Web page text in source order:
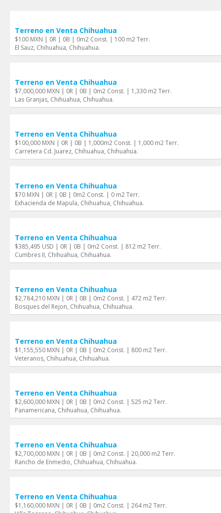
Terreno en Venta Chihuahua
$100 MXN | 0R | 0B | 0m2 Const. | 100 m2 Terr.
El Sauz, Chihuahua, Chihuahua.
Terreno en Venta Chihuahua
$7,000,000 MXN | 0R | 0B | 0m2 Const. | 1,330 m2 Terr.
Las Granjas, Chihuahua, Chihuahua.
Terreno en Venta Chihuahua
$100,000 MXN | 0R | 0B | 1,000m2 Const. | 1,000 m2 Terr.
Carretera Cd. Juarez, Chihuahua, Chihuahua.
Terreno en Venta Chihuahua
$70 MXN | 0R | 0B | 0m2 Const. | 0 m2 Terr.
Exhacienda de Mapula, Chihuahua, Chihuahua.
Terreno en Venta Chihuahua
$385,495 USD | 0R | 0B | 0m2 Const. | 812 m2 Terr.
Cumbres II, Chihuahua, Chihuahua.
Terreno en Venta Chihuahua
$2,784,210 MXN | 0R | 0B | 0m2 Const. | 472 m2 Terr.
Bosques del Rejon, Chihuahua, Chihuahua.
Terreno en Venta Chihuahua
$1,155,550 MXN | 0R | 0B | 0m2 Const. | 800 m2 Terr.
Veteranos, Chihuahua, Chihuahua.
Terreno en Venta Chihuahua
$2,600,000 MXN | 0R | 0B | 0m2 Const. | 525 m2 Terr.
Panamericana, Chihuahua, Chihuahua.
Terreno en Venta Chihuahua
$2,700,000 MXN | 0R | 0B | 0m2 Const. | 20,000 m2 Terr.
Rancho de Enmedio, Chihuahua, Chihuahua.
Terreno en Venta Chihuahua
$1,160,000 MXN | 0R | 0B | 0m2 Const. | 264 m2 Terr.